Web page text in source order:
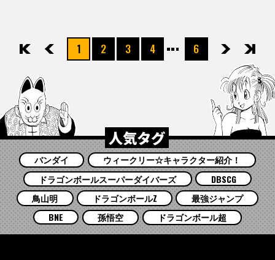
先頭 前へ1 2 3 4 6 次へ最後
人気タグ
バンダイ
ウィークリー☆キャラクター紹介！
ドラゴンボールスーパーダイバーズ
DBSCG
鳥山明
ドラゴンボールZ
最強ジャンプ
BNE
孫悟空 ドラゴンボール超